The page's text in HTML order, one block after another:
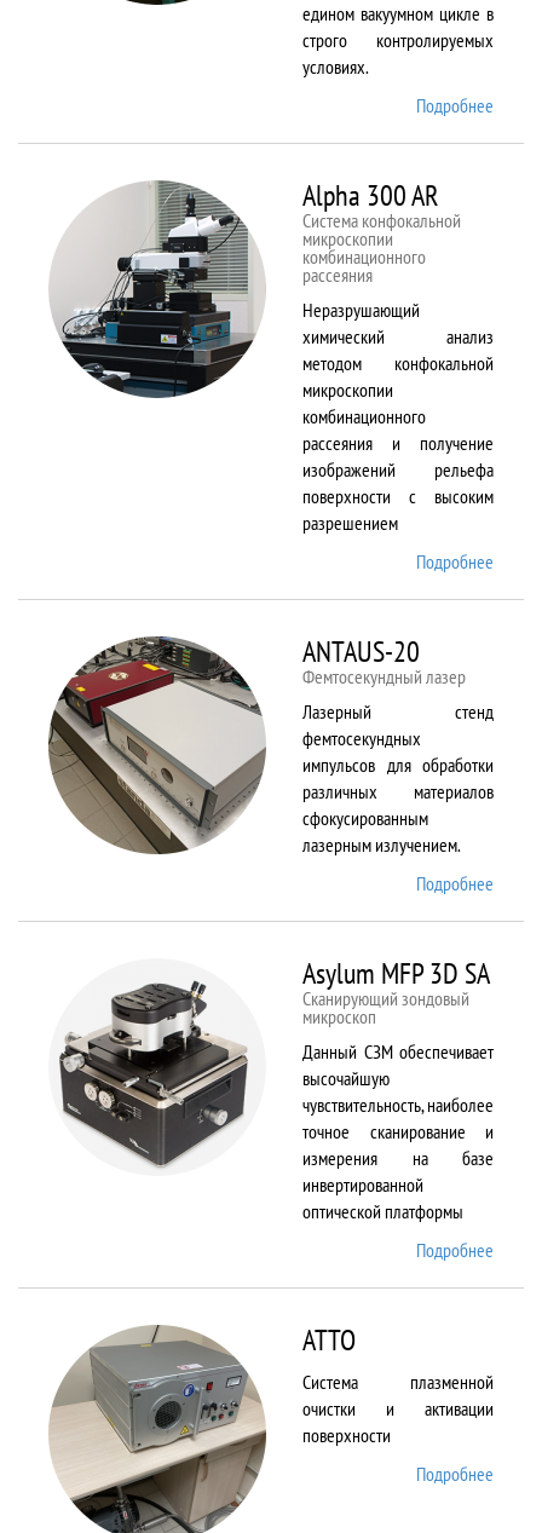
едином вакуумном цикле в
строго контролируемых
условиях.
Подробнее
Alpha 300 AR
Система конфокальной
микроскопии
комбинационного
рассеяния
Неразрушающий
химический анализ
методом конфокальной
микроскопии
комбинационного
рассеяния и получение
изображений рельефа
поверхности с высоким
разрешением
Подробнее
ANTAUS-20
Фемтосекундный лазер
Лазерный стенд
фемтосекундных
импульсов для обработки
различных материалов
сфокусированным
лазерным излучением.
Подробнее
Asylum MFP 3D SA
Сканирующий зондовый
микроскоп
Данный СЗМ обеспечивает
высочайшую
чувствительность, наиболее
точное сканирование и
измерения на базе
инвертированной
оптической платформы
Подробнее
ATTO
Система плазменной
очистки и активации
поверхности
Подробнее